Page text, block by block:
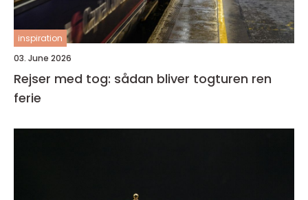
inspiration
03. June 2026
Rejser med tog: sådan bliver togturen ren
ferie